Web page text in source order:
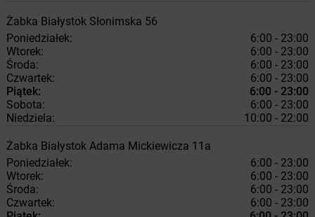
Żabka Białystok Słonimska 56
Poniedziałek:
6:00 - 23:00
Wtorek:
6:00 - 23:00
Środa:
6:00 - 23:00
Czwartek:
6:00 - 23:00
Piątek:
6:00 - 23:00
Sobota:
6:00 - 23:00
Niedziela:
10:00 - 22:00
Żabka Białystok Adama Mickiewicza 11a
Poniedziałek:
6:00 - 23:00
Wtorek:
6:00 - 23:00
Środa:
6:00 - 23:00
Czwartek:
6:00 - 23:00